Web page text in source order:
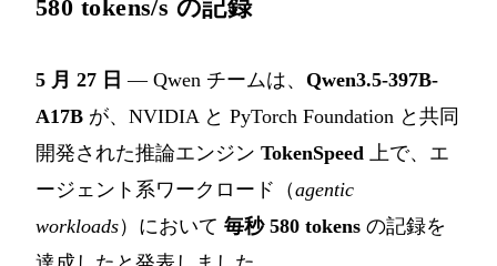
580 tokens/s の記録
5 月 27 日 — Qwen チームは、 Qwen3.5-397B-
A17B が、NVIDIA と PyTorch Foundation と共同
開発された推論エンジン TokenSpeed 上で、エ
ージェント系ワークロード（agentic
workloads）において 毎秒 580 tokens の記録を